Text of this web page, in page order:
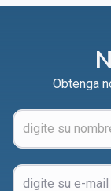
Obtenga